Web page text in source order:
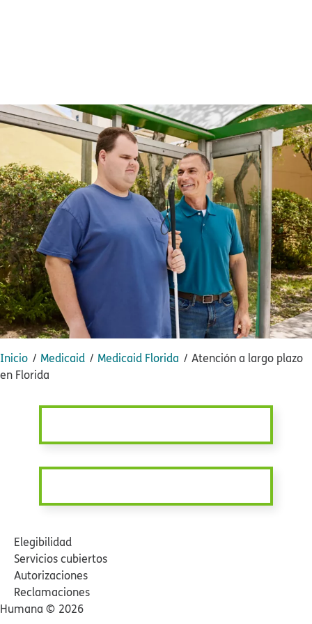
Inicio​​ Medicaid​​ Medicaid Florida​​
Atención a largo plazo
en Florida​​
Elegibilidad​​
Servicios cubiertos​​
Autorizaciones​​
Reclamaciones​​
Humana ©​​ 2026​​